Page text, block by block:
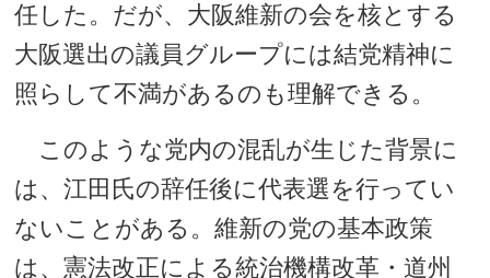
任した。だが、大阪維新の会を核とする
大阪選出の議員グループには結党精神に
照らして不満があるのも理解できる。
このような党内の混乱が生じた背景に
は、江田氏の辞任後に代表選を行ってい
ないことがある。維新の党の基本政策
は、憲法改正による統治機構改革・道州